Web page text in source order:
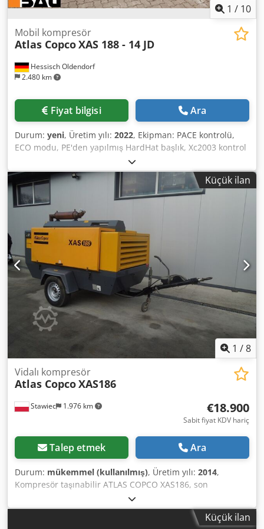
1 / 10
Hessisch Oldendorf
2.480 km
Mobil kompresör
Atlas CopcoXAS 188 - 14 JD
Fiyat bilgisi Ara
Durum: yeni, Üretim yılı: 2022, Ekipman: PACE kontrolü,
ECO modu, PE'den yapılmış HardHat başlık, Xc2003 kontrol
sistemi Dwodpoii U R Defx Afmea Minimum sıcaklık: -10 °C
Taban çerçevesi boyutları: 4844 x 1807 x 1892 mm (U x G x
Y) Boşaltma hızı: 1500 rpm Tam yükte nominal hız: 1960
rpm Ortam sıcaklığı: 45 °C Motor gücü: 104 kW Hacimsel
akış (FAD): 10,9-9,7 m³/dak Çalışma basıncı aralığı: 5-14 bar
Kompresör kontrolü esnek basınç ve akış kontrolü: PACE
Motor markası / modeli: John Deere / 4045HI551 Basınçlı
hava arıtma aşağıdakilerden oluşur: Basınçlı hava son
soğutucusu, su ayırıcı ve PD filtresi. Emisyon seviyesi:
Aşama V Silindir sayısı: 4
Küçük ilan
1 /8
Stawiec 1.976 km
Vidalı kompresör
Atlas CopcoXAS186
€18.900
Sabit fiyat KDV hariç
Talep etmek Ara
Durum: mükemmel (kullanılmış), Üretim yılı: 2014,
Kompresör taşınabilir ATLAS COPCO XAS186, son
soğutuculu, tam bakımdan geçmiş makine Teknik veriler:
kapasite: 11,10 m3/dak; çalışma basıncı: 7 Bar; yıl: 2014
DEUTZ motor kilometre: Kompresör tamamen çalışırKüçük ilan